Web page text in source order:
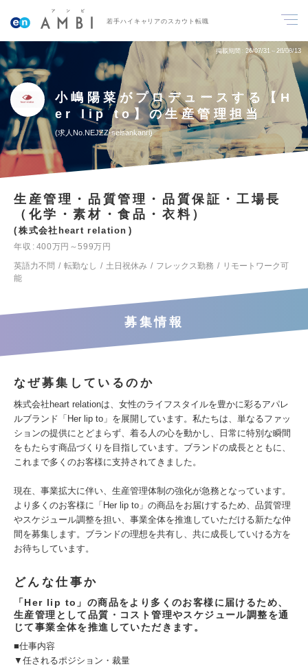
若手ハイキャリアのスカウト転職
掲載期間 26/07/31～26/08/13
小嶋陽菜がプロデュースする【H
er lip to】の生産管理担当
求人No.NEJZZ-seisankanri
生産管理・品質管理・品質保証・工場長
（化学・素材・食品・衣料）
株式会社heart relation
年収
400万円～599万円
英語力不問
転勤なし 土日祝休み フレックス勤務
リモートワーク可
能
募集情報
なぜ募集しているのか
株式会社heart relationは、女性のライフスタイルを豊かに彩るアパレ
ルブランド「Her lip to」を展開しています。私たちは、単なるファッ
ションの提供にとどまらず、着る人の心を動かし、日常に特別な瞬間
をもたらす商品づくりを目指しています。ブランドの成長とともに、
これまで多くのお客様に支持されてきました。
現在、事業拡大に伴い、生産管理体制の強化が急務となっています。
より多くのお客様に「Her lip to」の商品をお届けするため、品質管理
やスケジュール調整を担い、事業全体を推進していただける新たな仲
間を募集します。ブランドの理想を共有し、共に成長していける方を
お待ちしています。
どんな仕事か
「Her lip to」の商品をより多くのお客様に届けるため、
生産管理として品質・コスト管理やスケジュール調整を通
じて事業全体を推進していただきます。
■仕事内容
▼任されるポジション・裁量